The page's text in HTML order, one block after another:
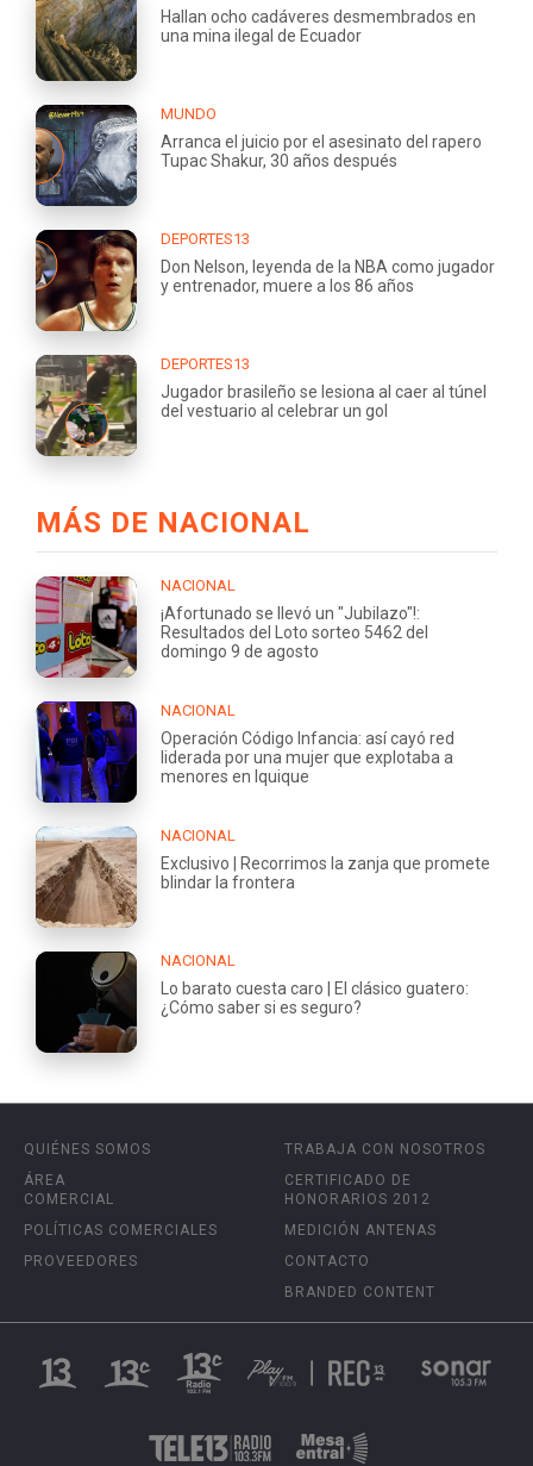
Hallan ocho cadáveres desmembrados en
una mina ilegal de Ecuador
MUNDO
Arranca el juicio por el asesinato del rapero
Tupac Shakur, 30 años después
DEPORTES13
Don Nelson, leyenda de la NBA como jugador
y entrenador, muere a los 86 años
DEPORTES13
Jugador brasileño se lesiona al caer al túnel
del vestuario al celebrar un gol
MÁS DE NACIONAL
NACIONAL
¡Afortunado se llevó un "Jubilazo"!:
Resultados del Loto sorteo 5462 del
domingo 9 de agosto
NACIONAL
Operación Código Infancia: así cayó red
liderada por una mujer que explotaba a
menores en Iquique
NACIONAL
Exclusivo | Recorrimos la zanja que promete
blindar la frontera
NACIONAL
Lo barato cuesta caro | El clásico guatero:
¿Cómo saber si es seguro?
QUIÉNES SOMOS
ÁREA
COMERCIAL
POLÍTICAS COMERCIALES
PROVEEDORES
TRABAJA CON NOSOTROS
CERTIFICADO DE
HONORARIOS 2012
MEDICIÓN ANTENAS
CONTACTO
BRANDED CONTENT